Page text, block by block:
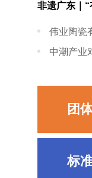
非遗广东｜
中潮产业
团
标